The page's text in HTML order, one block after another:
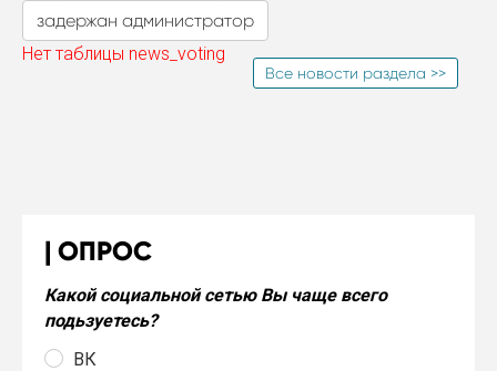
задержан администратор
Нет таблицы news_voting
Все новости раздела >>
ОПРОС
Какой социальной сетью Вы чаще всего
подьзуетесь?
ВК